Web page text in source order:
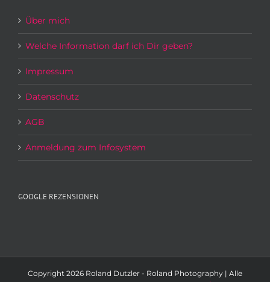
Über mich
Welche Information darf ich Dir geben?
Impressum
Datenschutz
AGB
Anmeldung zum Infosystem
GOOGLE REZENSIONEN
Copyright 2026 Roland Dutzler - Roland Photography | Alle